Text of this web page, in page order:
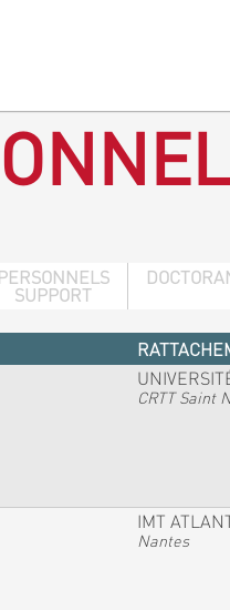
PERSONNELS
SUPPORT
CRTT Saint
IMT
Nantes